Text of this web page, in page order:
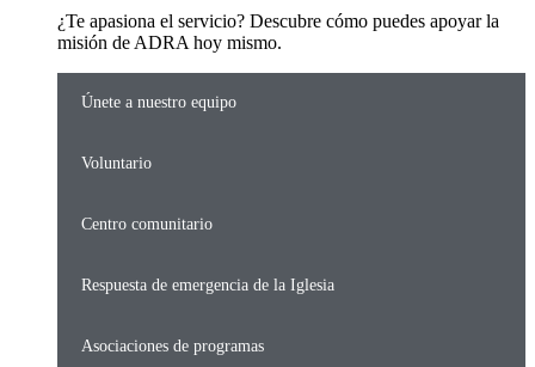
¿Te apasiona el servicio? Descubre cómo puedes apoyar la
misión de ADRA hoy mismo.
Únete a nuestro equipo
Voluntario
Centro comunitario
Respuesta de emergencia de la Iglesia
Asociaciones de programas